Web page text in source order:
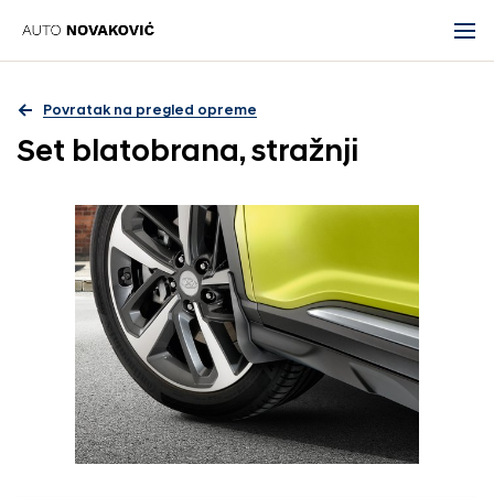
Povratak na pregled opreme
Set blatobrana, stražnji